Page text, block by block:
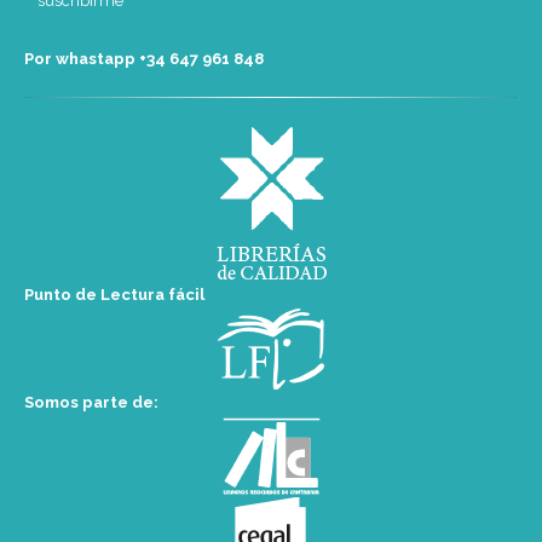
Por whastapp +34 ‭647 961 848‬
Punto de Lectura fácil
Somos parte de: